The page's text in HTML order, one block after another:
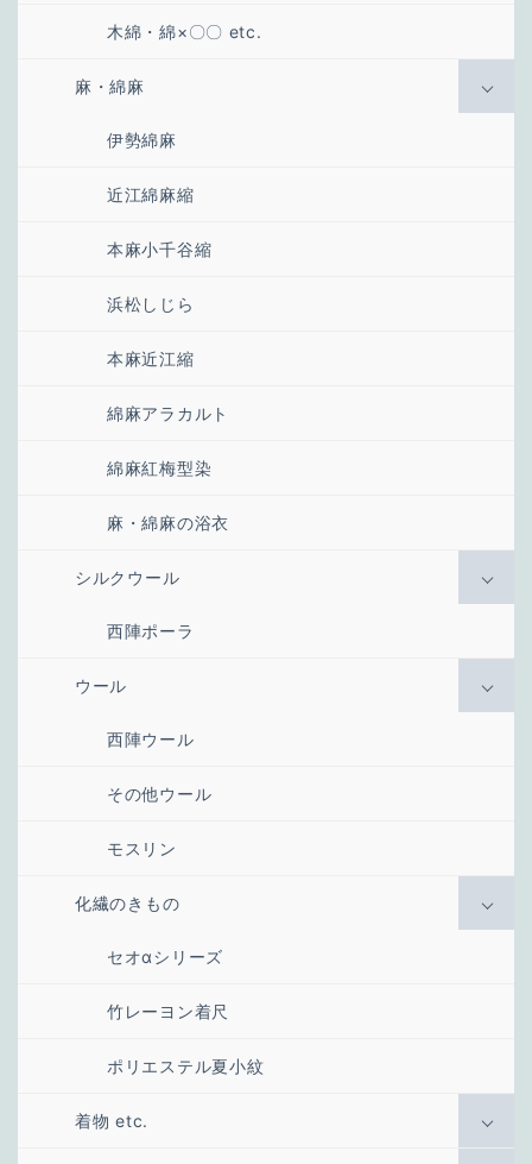
木綿・綿×〇〇 etc.
麻・綿麻
伊勢綿麻
近江綿麻縮
本麻小千谷縮
浜松しじら
本麻近江縮
綿麻アラカルト
綿麻紅梅型染
麻・綿麻の浴衣
シルクウール
西陣ポーラ
ウール
西陣ウール
その他ウール
モスリン
化繊のきもの
セオαシリーズ
竹レーヨン着尺
ポリエステル夏小紋
着物 etc.